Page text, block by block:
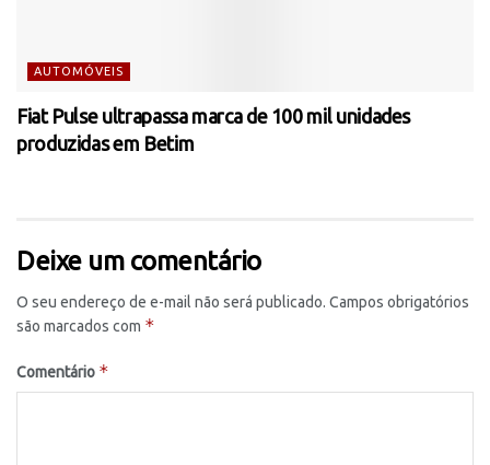
AUTOMÓVEIS
Fiat Pulse ultrapassa marca de 100 mil unidades
produzidas em Betim
Deixe um comentário
O seu endereço de e-mail não será publicado. Campos obrigatórios
são marcados com *
Comentário *